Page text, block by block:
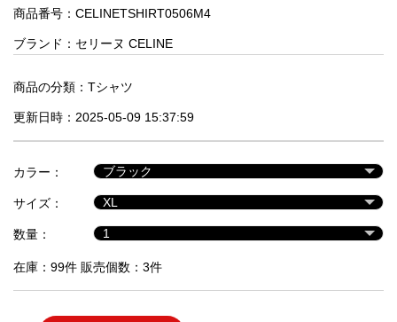
人
気
商
セ
ル
品
商品番号：CELINETSHIRT0506M4
ブランド： セリーヌ CELINE
商品の分類： Tシャツ
更新日時：2025-05-09 15:37:59
カラー：
サイズ：
数量：
在庫：99件 販売個数：3件